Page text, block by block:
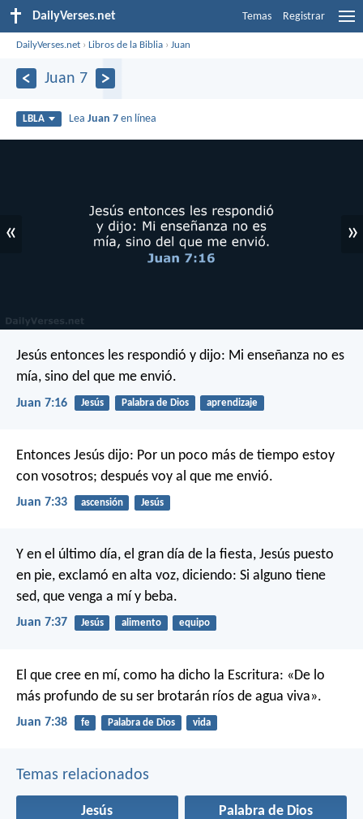
DailyVerses.net Temas Registrar
DailyVerses.net ›Libros de la Biblia ›Juan
Juan 7
LBLA LeaJuan 7 en línea
« »
Jesús entonces les respondió y dijo: Mi enseñanza no es
mía, sino del que me envió.
Juan 7:16 Jesús Palabra de Dios aprendizaje
Entonces Jesús dijo: Por un poco más de tiempo estoy
con vosotros; después voy al que me envió.
Juan 7:33 ascensión Jesús
Y en el último día, el gran día de la fiesta, Jesús puesto
en pie, exclamó en alta voz, diciendo: Si alguno tiene
sed, que venga a mí y beba.
Juan 7:37 Jesús alimento equipo
El que cree en mí, como ha dicho la Escritura: «De lo
más profundo de su ser brotarán ríos de agua viva».
Juan 7:38 fe Palabra de Dios vida
Temas relacionados
Jesús Palabra de Dios